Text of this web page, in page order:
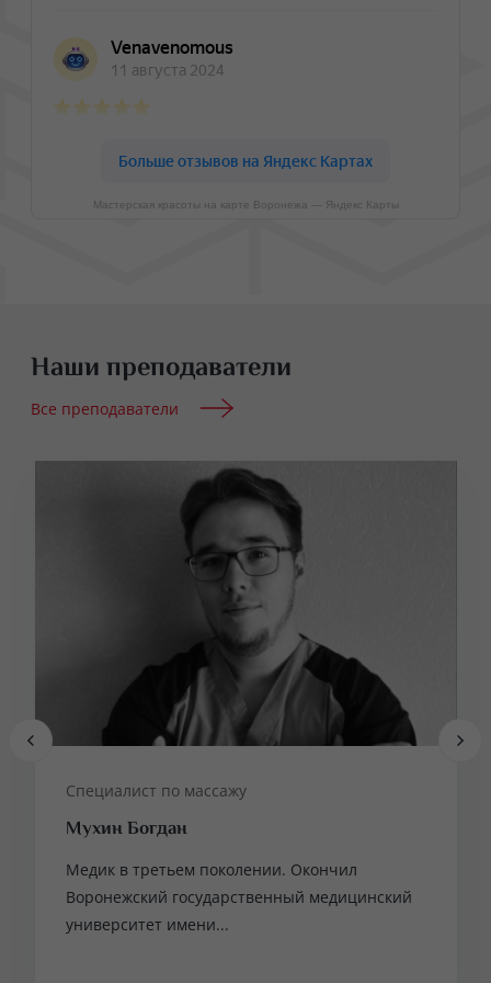
Мастерская красоты на карте Воронежа — Яндекс Карты
Наши преподаватели
Все преподаватели
Специалист по массажу
Мухин Богдан
Медик в третьем поколении. Окончил
Воронежский государственный медицинский
университет имени...